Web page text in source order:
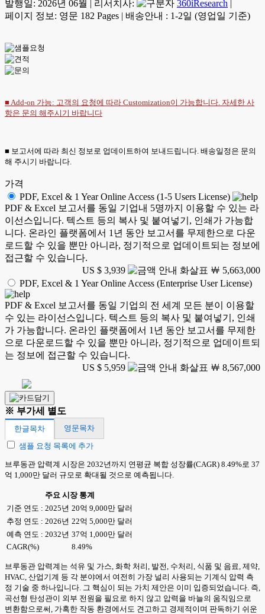
발행일: 2026년 06월 리서치사: 360iResearch
페이지 정보: 영문 182 Pages | 배송안내 : 1-2일 (영업일 기준)
■ Add-on 가능: 고객의 요청에 따라 Customization이 가능합니다. 자세한 사
항은 문의 해주시기 바랍니다
■ 보고서에 따라 최신 정보로 업데이트하여 보내드립니다. 배송일정은 문의
해 주시기 바랍니다.
가격
PDF, Excel & 1 Year Online Access (1-5 Users License)
PDF & Excel 보고서를 동일 기업내 5명까지 이용할 수 있는 라
이선스입니다. 텍스트 등의 복사 및 붙여넣기, 인쇄가 가능합
니다. 온라인 플랫폼에서 1년 동안 보고서를 무제한으로 다운
로드할 수 있을 뿐만 아니라, 정기적으로 업데이트되는 정보에
접근할 수 있습니다.
US $ 3,939
￦ 5,663,000
PDF, Excel & 1 Year Online Access (Enterprise User License)
PDF & Excel 보고서를 동일 기업의 전 세계 모든 분이 이용할
수 있는 라이선스입니다. 텍스트 등의 복사 및 붙여넣기, 인쇄
가 가능합니다. 온라인 플랫폼에서 1년 동안 보고서를 무제한
으로 다운로드할 수 있을 뿐만 아니라, 정기적으로 업데이트되
는 정보에 접근할 수 있습니다.
US $ 5,959
￦ 8,567,000
※ 부가세 별도
한글목차
영문목차
샘플 요청 목록에 추가
브루동관 압력계 시장은 2032년까지 연평균 복합 성장률(CAGR) 8.49%로 37
억 1,000만 달러 규모로 확대될 것으로 예측됩니다.
주요 시장 통계
기준 연도 : 2025년 20억 9,000만 달러
추정 연도 : 2026년 22억 5,000만 달러
예측 연도 : 2032년 37억 1,000만 달러
CAGR(%)
8.49%
브루동관 압력계는 석유 및 가스, 화학 처리, 발전, 수처리, 식품 및 음료, 제약,
HVAC, 산업기계 등 각 분야에서 여전히 가장 널리 사용되는 기계식 압력 측
정 기술 중 하나입니다. 그 핵심이 되는 가치 제안은 이미 입증되었습니다. 즉,
곡선형 탄성관이 외부 전원을 필요로 하지 않고 압력을 바늘의 움직임으로
변환함으로써, 가혹한 작동 환경에서도 견고하고 경제적이며 판독하기 쉬운